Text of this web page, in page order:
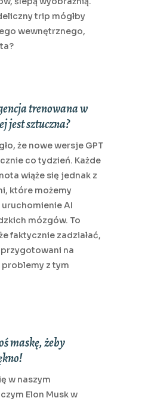
trip mógłby
wewnętrznego,
trenowana w
jest sztuczna?
że nowe wersje GPT
co tydzień. Każde
wiąże się jednak z
które możemy
AI
mózgów. To
faktycznie zadziałać,
na
z tym
maskę, żeby
w naszym
Elon Musk w